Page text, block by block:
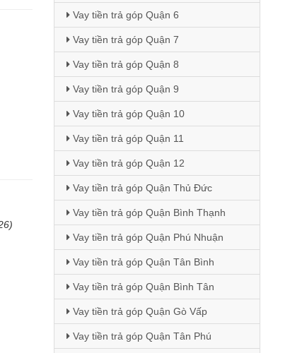
Vay tiền trả góp Quận 6
Vay tiền trả góp Quận 7
Vay tiền trả góp Quận 8
Vay tiền trả góp Quận 9
Vay tiền trả góp Quận 10
Vay tiền trả góp Quận 11
Vay tiền trả góp Quận 12
Vay tiền trả góp Quận Thủ Đức
Vay tiền trả góp Quận Bình Thạnh
Vay tiền trả góp Quận Phú Nhuận
Vay tiền trả góp Quận Tân Bình
Vay tiền trả góp Quận Bình Tân
Vay tiền trả góp Quận Gò Vấp
Vay tiền trả góp Quận Tân Phú